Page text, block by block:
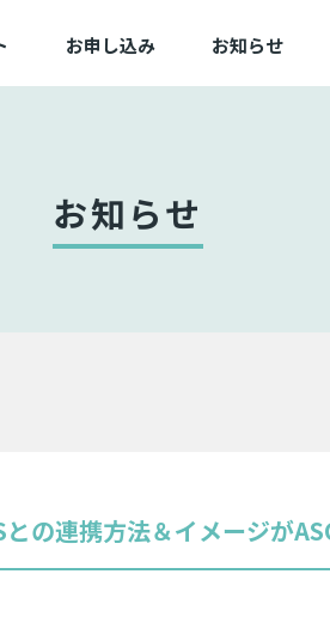
お申し込み
切替お申し込み
備品お申し込み
お知らせ
お知らせ
との連携方法＆イメージが